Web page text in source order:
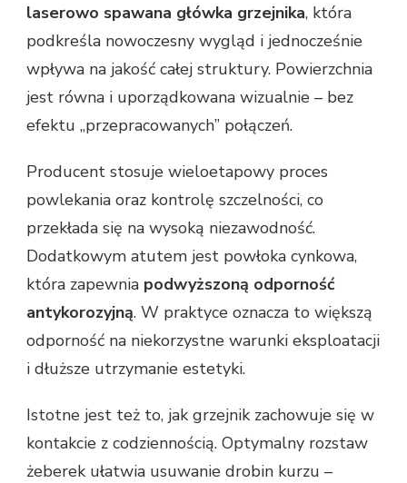
laserowo spawana główka grzejnika, która
podkreśla nowoczesny wygląd i jednocześnie
wpływa na jakość całej struktury. Powierzchnia
jest równa i uporządkowana wizualnie – bez
efektu „przepracowanych” połączeń.
Producent stosuje wieloetapowy proces
powlekania oraz kontrolę szczelności, co
przekłada się na wysoką niezawodność.
Dodatkowym atutem jest powłoka cynkowa,
która zapewnia podwyższoną odporność
antykorozyjną. W praktyce oznacza to większą
odporność na niekorzystne warunki eksploatacji
i dłuższe utrzymanie estetyki.
Istotne jest też to, jak grzejnik zachowuje się w
kontakcie z codziennością. Optymalny rozstaw
żeberek ułatwia usuwanie drobin kurzu –